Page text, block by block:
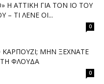
Η ΑΤΤΙΚΉ ΓΙΑ ΤΟΝ ΙΌ ΤΟΥ
– ΤΙ ΛΈΝΕ ΟΙ...
0
ΚΑΡΠΟΎΖΙ; ΜΗΝ ΞΕΧΝΆΤΕ
ΦΛΟΎΔΑ
0